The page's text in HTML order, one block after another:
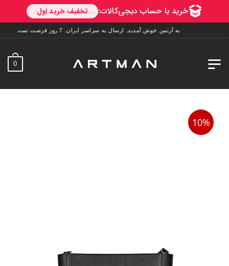
به آرتمن خوش آمدید. ارسال به سراسر ایران. 7 روز فرصت تست در منزل. 1 سال خدمات پس از فروش.
0
10%